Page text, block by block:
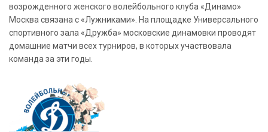
возрожденного женского волейбольного клуба «Динамо»
Москва связана с «Лужниками». На площадке Универсального
спортивного зала «Дружба» московские динамовки проводят
домашние матчи всех турниров, в которых участвовала
команда за эти годы.